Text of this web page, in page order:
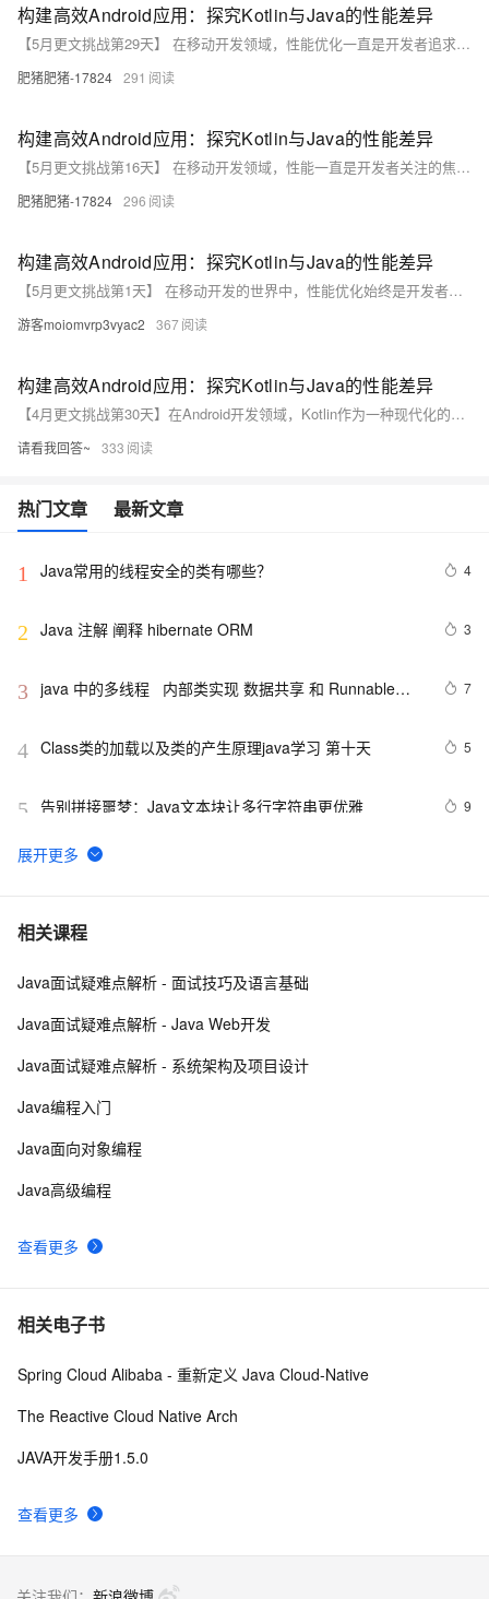
构建高效Android应用：探究Kotlin与Java的性能差异
【5月更文挑战第29天】 在移动开发领域，性能优化一直是开发者追求的关键目标。随着Kotlin在Android开发中的普及，了解其与传统Java语言在性能方面的差异成为一项重要议题。本文通过深入分析和对比两种语言的运行效率、启动时间以及内存消耗，为开发者在选择编程语言时提供数据支持和实践指南，从而帮助他们构建更加高效的Android应用。
肥猪肥猪-17824 291
构建高效Android应用：探究Kotlin与Java的性能差异
【5月更文挑战第16天】 在移动开发领域，性能一直是开发者关注的焦点。随着Kotlin语言的普及，其与Java在Android应用中的性能表现成为热门话题。本文将深入分析Kotlin和Java在Android平台上的性能差异，并通过实际测试数据来揭示二者在编译速度、应用启动时间以及运行效率方面的表现。我们的目标是为开发者提供一个参考依据，以便在选择合适的编程语言时做出更加明智的决策。
肥猪肥猪-17824 296
构建高效Android应用：探究Kotlin与Java的性能差异
【5月更文挑战第1天】 在移动开发的世界中，性能优化始终是开发者关注的焦点。随着Kotlin的兴起，许多团队和开发者面临着一个选择：是坚持传统的Java语言，还是转向现代化、更加简洁的Kotlin？本文通过深入分析和对比Kotlin与Java在Android应用开发中的性能表现，揭示两者在编译效率、运行速度和内存消耗等方面的差异。我们将探讨如何根据项目需求和团队熟悉度，选择最适合的语言，以确保应用的高性能和流畅体验。
游客moiomvrp3vyac2 367
构建高效Android应用：探究Kotlin与Java的性能差异
【4月更文挑战第30天】在Android开发领域，Kotlin作为一种现代化的编程语言，因其简洁性和功能性受到了开发者的广泛欢迎。尽管与传统的Java相比，Kotlin提供了诸多便利，但关于其性能表现的讨论始终未息。本文将深入分析Kotlin和Java在Android平台上的性能差异，通过实际测试数据揭示两种语言在编译效率、运行速度以及内存占用方面的具体表现，并探讨如何利用Kotlin的优势来提升Android应用的整体性能。
请看我回答~ 333
热门文章 最新文章
1 Java常用的线程安全的类有哪些？ 4
2 Java 注解 阐释 hibernate ORM 3
3 java 中的多线程   内部类实现 数据共享 和 Runnable实
7
4 Class类的加载以及类的产生原理java学习 第十天 5
5 9
6 【JavaWeb】一文搞懂Java过滤器与拦截器的区别
7 Java编程中容易忽略的细节总结
8 方块人 Java并发——volatile关键字
10java中两种添加监听器的策略
相关课程
查看更多
Java面试疑难点解析 - 面试技巧及语言基础
Java面试疑难点解析 - Java Web开发
Java面试疑难点解析 - 系统架构及项目设计
Java编程入门
Java面向对象编程
Java高级编程
相关电子书
查看更多
Spring Cloud Alibaba - 重新定义 Java Cloud-Native
The Reactive Cloud Native Arch
JAVA开发手册1.5.0